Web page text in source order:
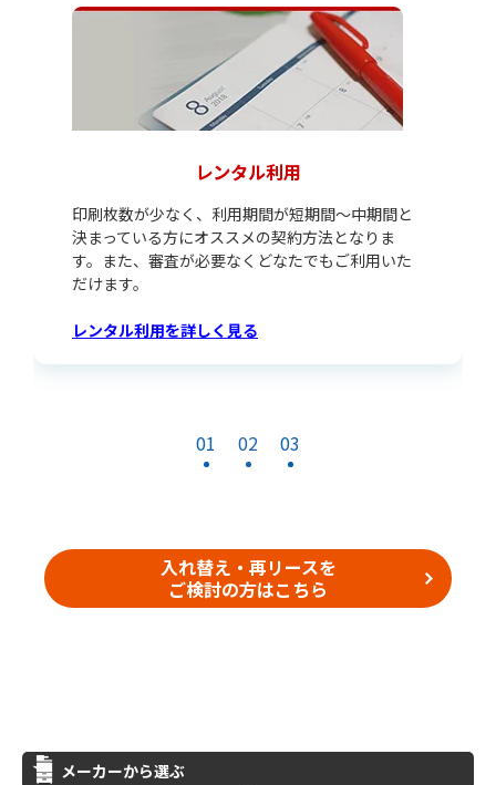
レンタル利用
印刷枚数が少なく、利用期間が短期間～中期間と
決まっている方にオススメの契約方法となりま
す。また、審査が必要なくどなたでもご利用いた
だけます。
レンタル利用を詳しく見る
01 02 03
入れ替え・再リースを
ご検討の方はこちら
メーカーから選ぶ